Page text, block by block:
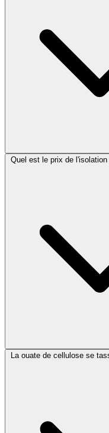
Quel est le prix de
La ouate de cellulose se